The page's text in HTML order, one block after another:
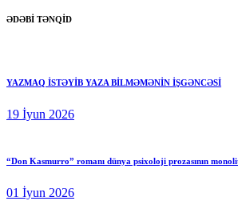
ƏDƏBİ TƏNQİD
YAZMAQ İSTƏYİB YAZA BİLMƏMƏNİN İŞGƏNCƏSİ
19 İyun 2026
“Don Kasmurro” romanı dünya psixoloji prozasının
01 İyun 2026